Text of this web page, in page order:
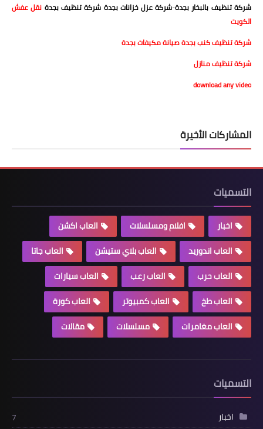
شركة تنظيف بالبخار بجدة-شركة عزل خزانات بجدة شركة تنظيف بجدة نقل عفش
الكويت
شركة تنظيف كنب بجدةصيانة مكيفات بجدة
شركة تنظيف منازل
download any video
المشاركات الأخيرة
التسميات
اخبار افلام ومسلسلات
العاب اكشن
العاب اندوريد
العاب بلاي ستيشن
العاب جاتا
العاب حرب
العاب رعب
العاب سيارات
العاب طخ
العاب كمبيوتر
العاب كورة
العاب مغامرات
مسلسلات مقالات
التسميات
اخبار
7